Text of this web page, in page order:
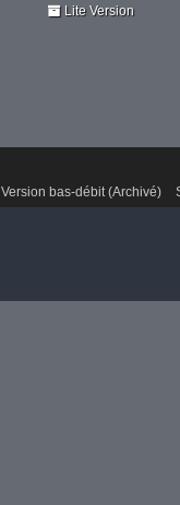
Lite Version
Version bas-débit (Archivé)